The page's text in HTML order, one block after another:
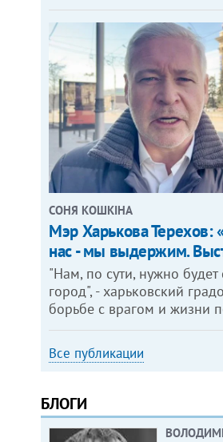
СОНЯ КОШКІНА
Мэр Харькова Терехов:
нас - мы выдержим.
"Нам, по сути, нужно будет
город", - харьковский
борьбе с врагом и жизни
Все публикации
БЛОГИ